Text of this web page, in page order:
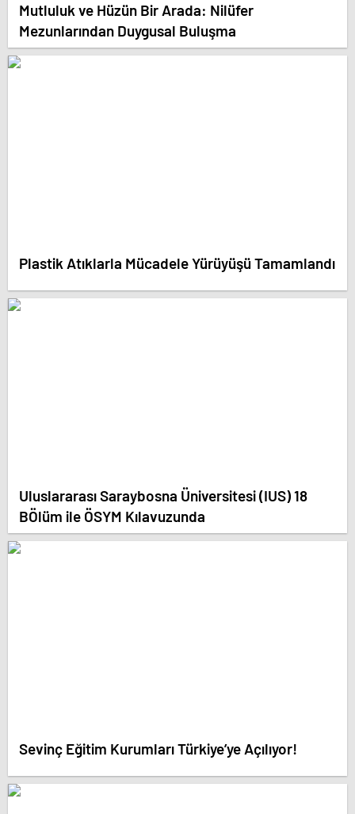
Mutluluk ve Hüzün Bir Arada: Nilüfer
Mezunlarından Duygusal Buluşma
Plastik Atıklarla Mücadele Yürüyüşü Tamamlandı
Uluslararası Saraybosna Üniversitesi (IUS) 18
BÖlüm ile ÖSYM Kılavuzunda
Sevinç Eğitim Kurumları Türkiye’ye Açılıyor!